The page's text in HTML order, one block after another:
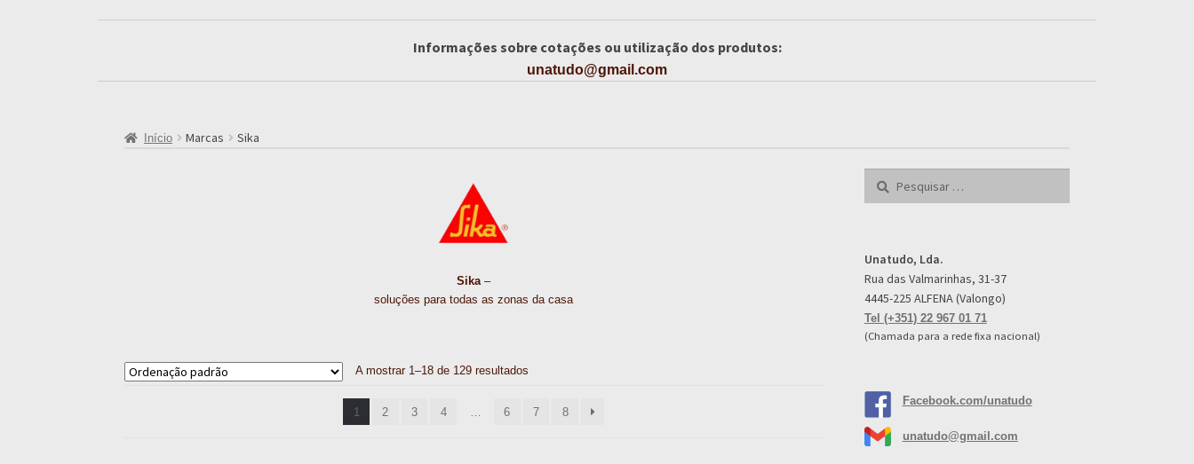
Informações sobre cotações ou utilização dos produtos:
unatudo@gmail.com
Início Marcas Sika
Sika–
soluções para todas as zonas da casa
A mostrar 1–18 de 129 resultados
1 2 3 4 6 7 8
Pesquisar
Unatudo, Lda.
Rua das Valmarinhas, 31-37
4445-225 ALFENA (Valongo)
Tel (+351) 22 967 01 71
(Chamada para a rede fixa nacional)
Facebook.com/unatudo
unatudo@gmail.com